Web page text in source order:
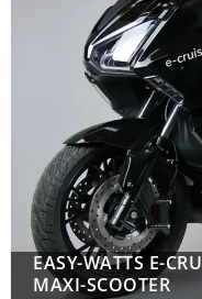
EASY-WATTS E-
MAXI-SCOOTER